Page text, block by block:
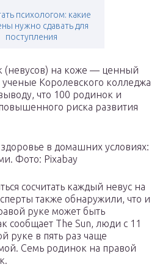
психологом: какие
нужно сдавать для
поступления
(невусов) на коже — ценный
Королевского колледжа
что 100 родинок и
риска развития
в домашних условиях:
Фото: Pixabay
сосчитать каждый невус на
также обнаружили, что и
руке может быть
сообщает The Sun, люди с 11
руке в пять раз чаще
Семь родинок на правой